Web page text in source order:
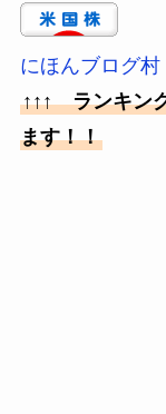
にほんブログ村
↑↑↑ ランキン
ます！！